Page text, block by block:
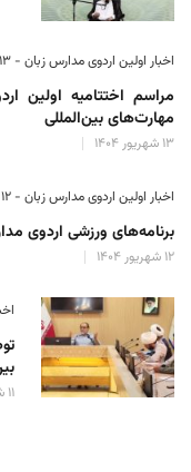
اخبار اولین اردوی مدارس زبان - ۱۳
مراسم اختتامیه اولین
مهارت‌های بین‌المللی
۱۳ شهریور ۱۴۰۴
اخبار اولین اردوی مدارس زبان - ۱۲
برنامه‌های ورزشی اردوی
۱۲ شهریور ۱۴۰۴
۱۱ شهریور ۱۴۰۴